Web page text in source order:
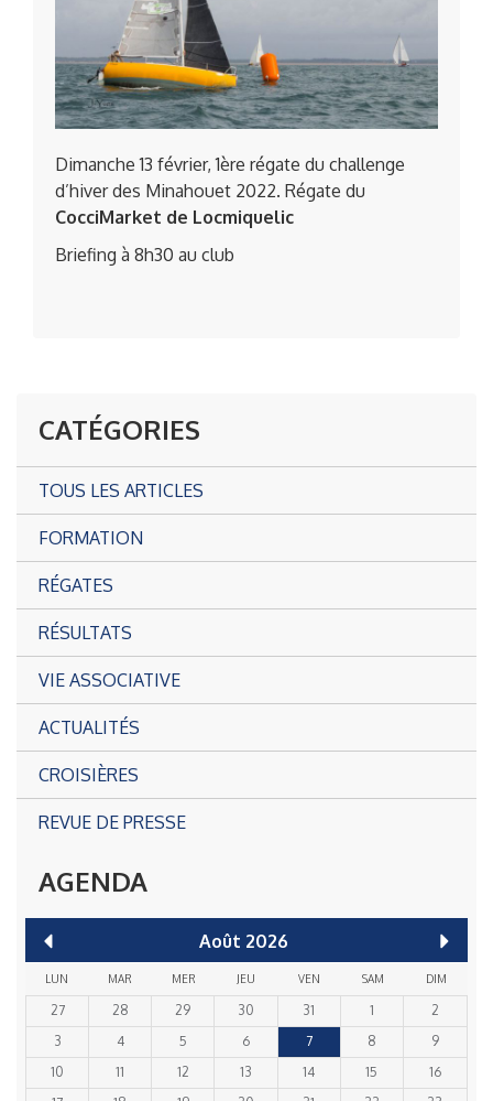
Dimanche 13 février, 1ère régate du challenge
d’hiver des Minahouet 2022. Régate du
CocciMarket de Locmiquelic
Briefing à 8h30 au club
CATÉGORIES
TOUS LES ARTICLES
FORMATION
RÉGATES
RÉSULTATS
VIE ASSOCIATIVE
ACTUALITÉS
CROISIÈRES
REVUE DE PRESSE
AGENDA
Août 2026
LUN MAR MER JEU VEN SAM DIM
27 28 29 30 31 1
2
3
4 5 6 7 8
9
10
11 12 13 14 15
16